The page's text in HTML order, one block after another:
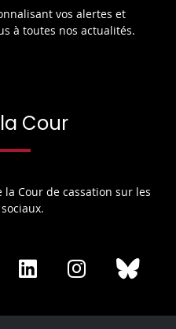
vos alertes et
à toutes nos actualités.
la Cour
la Cour de cassation sur les
Share
Share
LinkedIn
Share
Instagram